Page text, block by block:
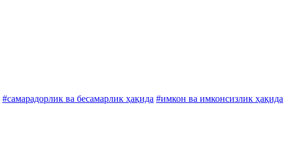
#самарадорлик ва бесамарлик ҳақида #имкон ва имконсизлик ҳақида